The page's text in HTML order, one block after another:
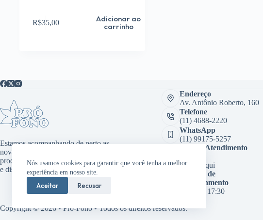
Nós usamos cookies para garantir que você tenha a melhor
experiência em nosso site.
Aceitar Recusar
R$35,00
Adicionar ao
carrinho
Estamos acompanhando de perto as
novas tecnologias, desenvolvendo
produtos inovadores como aplicativos
e dispositivos médicos.
Endereço
Av. Antônio Roberto, 160
Telefone
(11) 4688-2220
WhatsApp
(11) 99175-5257
Sala de Atendimento
Clique aqui
Horário de
funcionamento
08:00 às 17:30
Copyright © 2026 • Pró-Fono • Todos os direitos reservados.